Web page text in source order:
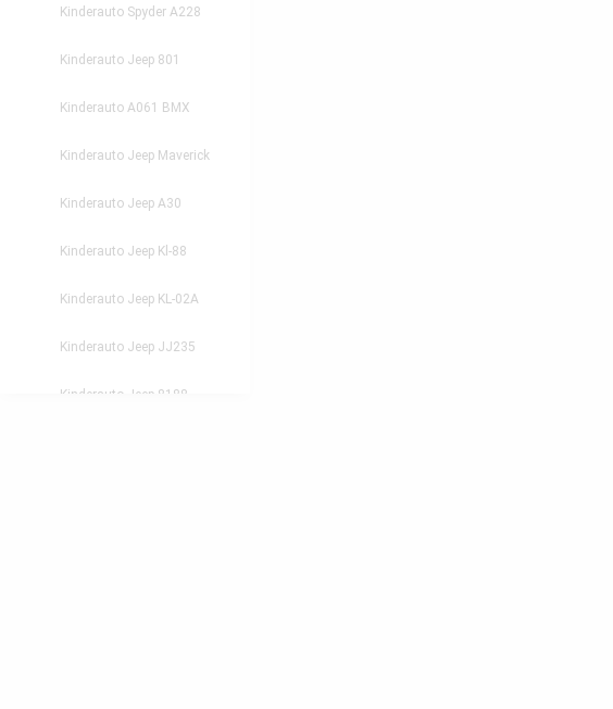
Kinderauto Spyder A228
Kinderauto Jeep 801
Kinderauto A061 BMX
Kinderauto Jeep Maverick
Kinderauto Jeep A30
Kinderauto Jeep Kl-88
Kinderauto Jeep KL-02A
Kinderauto Jeep JJ235
Kinderauto Jeep 8188